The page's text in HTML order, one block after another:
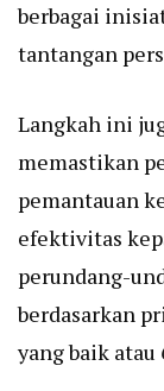
berbagai
tantangan
Langkah ini
memastikan
pemantauan
efektivitas
perundang-
berdasarkan
yang baik atau